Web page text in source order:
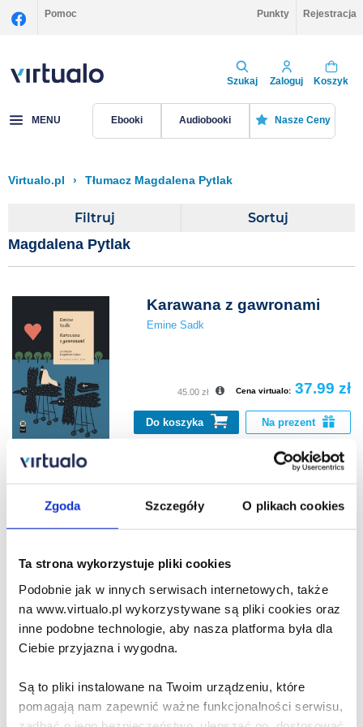
Zgoda Szczegóły O plikach cookies
Ta strona wykorzystuje pliki cookies
Podobnie jak w innych serwisach internetowych, także
na www.virtualo.pl wykorzystywane są pliki cookies oraz
inne podobne technologie, aby nasza platforma była dla
Ciebie przyjazna i wygodna.
Są to pliki instalowane na Twoim urządzeniu, które
pomagają nam zapewnić ważne funkcjonalności serwisu,
Pomoc Punkty Rejestracja
Szukaj Zaloguj Koszyk
MENU Ebooki Audiobooki Nasze Ceny
Virtualo.pl › Tłumacz Magdalena Pytlak
Filtruj Sortuj
Magdalena Pytlak
Karawana z gawronami
Emine Sadk
Cena virtualo: 37.99 zł
45.00 zł
Do koszyka Na prezent
Schron przeciwczasowy
Georgi Gospodinow
44.90 zł
Do koszyka Na prezent
Fizyka smutku